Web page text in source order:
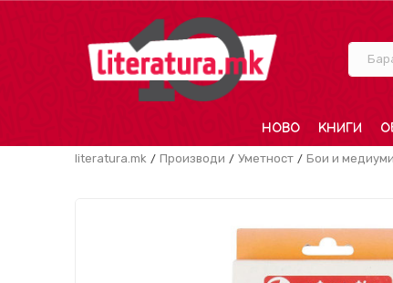
НОВО КНИГИ
literatura.mk Производи Уметност Бои и медиуми